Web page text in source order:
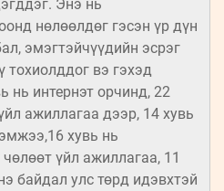
Энэ нь
нөлөөлдөг гэсэн үр дүн
эмэгтэйчүүдийн эсрэг
тохиолддог вэ гэхэд
нь интернэт орчинд, 22
ажиллагаа дээр, 14 хувь
хувь нь
үйл ажиллагаа, 11
байдал улс төрд идэвхтэй